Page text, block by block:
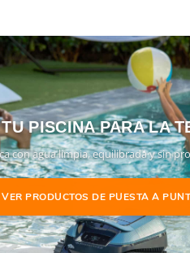
PISCINA PARA LA
con agua limpia, equilibrada y sin
VER PRODUCTOS DE PUESTA A